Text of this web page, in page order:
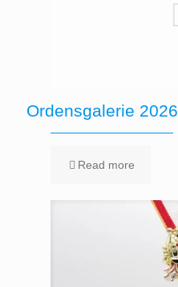
Ordensgalerie 2026
Read more